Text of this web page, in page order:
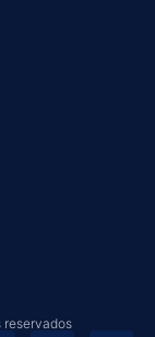
reservados